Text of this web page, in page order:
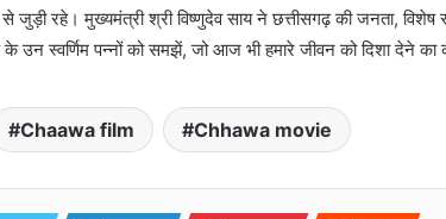
से जुड़ी रहे। मुख्यमंत्री श्री विष्णुदेव साय ने छत्तीसगढ़ की जनता,
उन स्वर्णिम पन्नों को समझें, जो आज भी हमारे जीवन को दिशा देने का
Chaawa film Chhawa movie